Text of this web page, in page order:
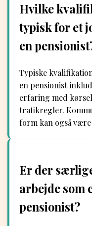
Hvilke
typisk for et
en
Typiske
en pensionist
erfaring med
trafikregler.
form kan også
Er der
arbejde som
pensionist?